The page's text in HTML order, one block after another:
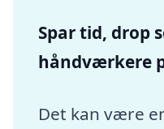
Spar tid, drop
håndværkere
Det kan være